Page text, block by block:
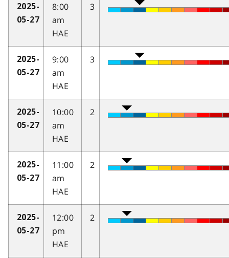
2025-
05-27
8:00
am
HAE
3
2025-
05-27
9:00
am
HAE
3
2025-
05-27
10:00
am
HAE
2
2025-
05-27
11:00
am
HAE
2
2025-
05-27
12:00
pm
HAE
2